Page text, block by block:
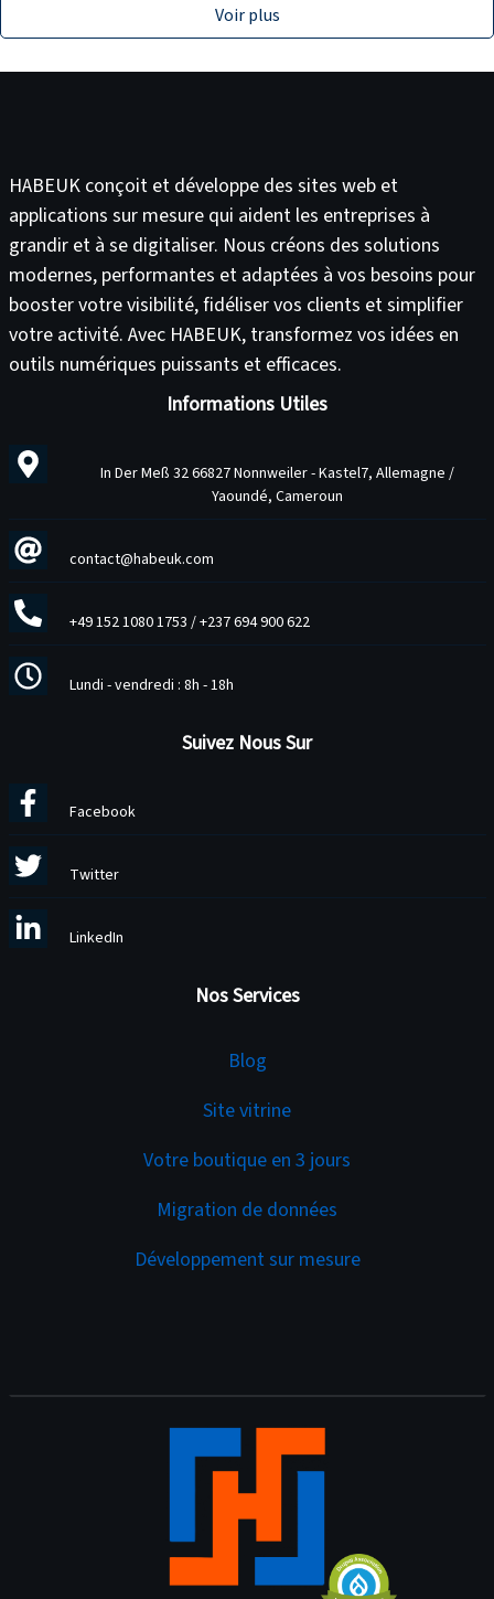
Voir plus
HABEUK conçoit et développe des sites webet
applications sur mesurequi aident les entreprises à
grandir et à se digitaliser. Nous créons des solutions
modernes, performantes et adaptées à vos besoins pour
booster votre visibilité,fidéliser vos clients etsimplifier
votre activité. Avec HABEUK, transformez vos idées en
outils numériques puissants et efficaces.
Informations Utiles
In Der Meß 32 66827 Nonnweiler - Kastel7, Allemagne /
Yaoundé, Cameroun
contact@habeuk.com
+49 152 1080 1753 /+237 694 900 622
Lundi - vendredi : 8h - 18h
Suivez Nous Sur
Facebook
Twitter
LinkedIn
Nos Services
Blog
Site vitrine
Votre boutique en 3 jours
Migration de données
Développement sur mesure